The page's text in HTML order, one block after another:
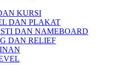
KURSI
DAN PLAKAT
DAN NAMEBOARD
DAN RELIEF